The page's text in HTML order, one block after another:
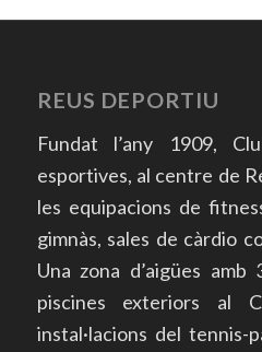
REUS DEPORTIU
Fundat l’any 1909,
esportives, al centre de
les equipacions de
gimnàs, sales de càrdio
Una zona d’aigües
piscines exteriors
instal·lacions del tennis-